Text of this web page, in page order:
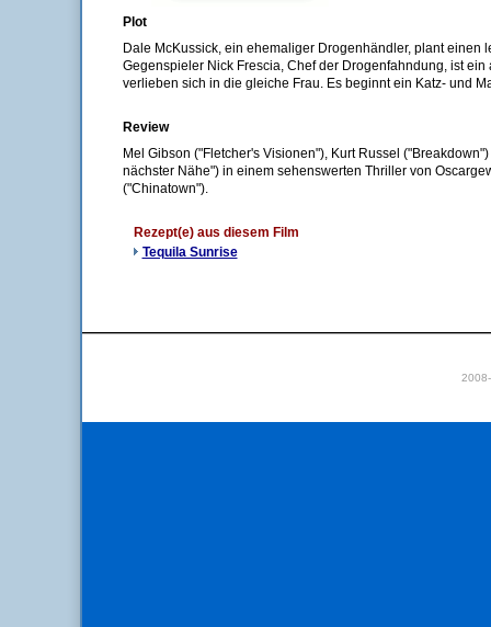
Plot
Dale McKussick, ein ehemaliger Drogenhändler, plant einen
Gegenspieler Nick Frescia, Chef der Drogenfahndung, ist ein
verlieben sich in die gleiche Frau. Es beginnt ein Katz- und
Review
Mel Gibson ("Fletcher's Visionen"), Kurt Russel
nächster Nähe") in einem sehenswerten Thriller von
("Chinatown").
Rezept(e) aus diesem Film
Tequila Sunrise